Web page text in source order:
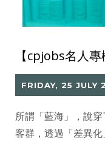
FRIDAY, 25 JULY
所謂「藍海」，說
客群，透過「差異